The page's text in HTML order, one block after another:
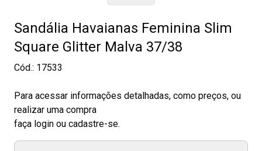
Sandália Havaianas Feminina Slim
Square Glitter Malva 37/38
Cód.: 17533
Para acessar informações detalhadas, como preços, ou
realizar uma compra
faça login ou cadastre-se.